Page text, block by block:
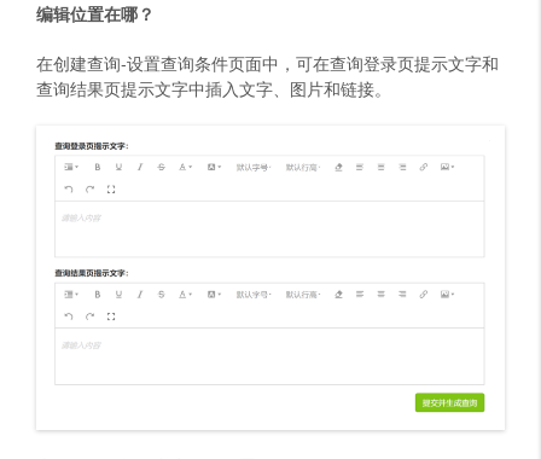
编辑位置在哪？
在创建查询-设置查询条件页面中，可在查询登录页提示文字和
查询结果页提示文字中插入文字、图片和链接。